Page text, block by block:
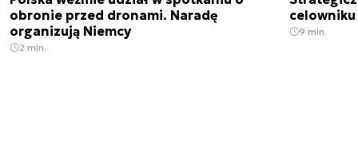
obronie przed dronami. Naradę
organizują Niemcy
2 min.
9 min.